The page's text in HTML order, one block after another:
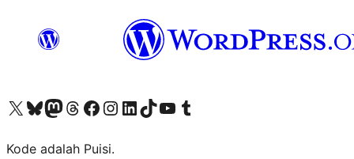
Kunjungi akun X (sebelumnya Twitter) kamiVisit our Bluesky account
Kunjungi akun Mastodon kami
Visit our Threads account
Kunjungi halaman Facebook kamiKunjungi akun Instagram kamiKunjungi akun LinkedIn kami
Visit our TikTok account
Kunjungi channel YouTube kamiVisit our Tumblr account
Kode adalah Puisi.